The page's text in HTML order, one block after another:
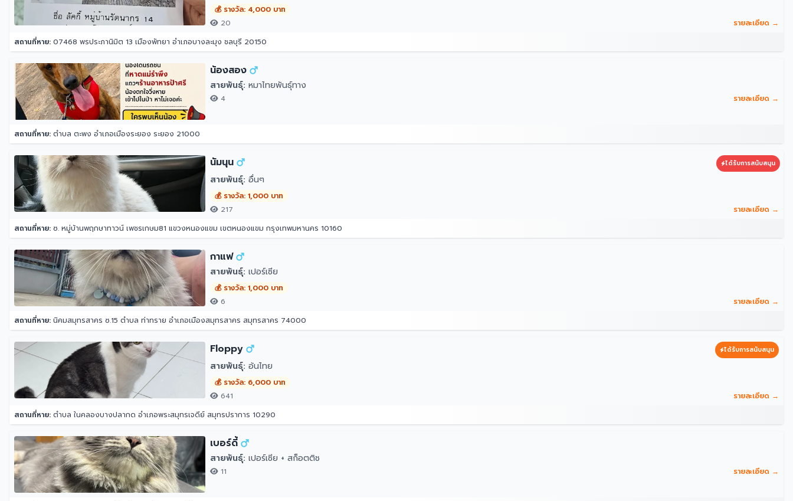
💰 รางวัล: 4,000 บาท
20
รายละเอียด →
สถานที่หาย: 07468 พรประภานิมิต 13 เมืองพัทยา อำเภอบางละมุง ชลบุรี 20150
น้องสอง
สายพันธุ์: หมาไทยพันธุ์ทาง
4 รายละเอียด →
สถานที่หาย: ตำบล ตะพง อำเภอเมืองระยอง ระยอง 21000
นัมนุน ได้รับการสนับสนุน
สายพันธุ์: อื่นๆ
💰 รางวัล: 1,000 บาท
217
รายละเอียด →
สถานที่หาย: ซ. หมู่บ้านพฤกษาทาวน์ เพชรเกษม81 แขวงหนองแขม เขตหนองแขม กรุงเทพมหานคร 10160
กาแฟ
สายพันธุ์: เปอร์เซีย
💰 รางวัล: 1,000 บาท
6
รายละเอียด →
สถานที่หาย: นิคมสมุทรสาคร ซ.15 ตำบล ท่าทราย อำเภอเมืองสมุทรสาคร สมุทรสาคร 74000
Floppy ได้รับการสนับสนุน
สายพันธุ์: อ้นไทย
💰 รางวัล: 6,000 บาท
641
รายละเอียด →
สถานที่หาย: ตำบล ในคลองบางปลากด อำเภอพระสมุทรเจดีย์ สมุทรปราการ 10290
เบอร์ดี้
สายพันธุ์: เปอร์เซีย + สก็อตติช
11 รายละเอียด →